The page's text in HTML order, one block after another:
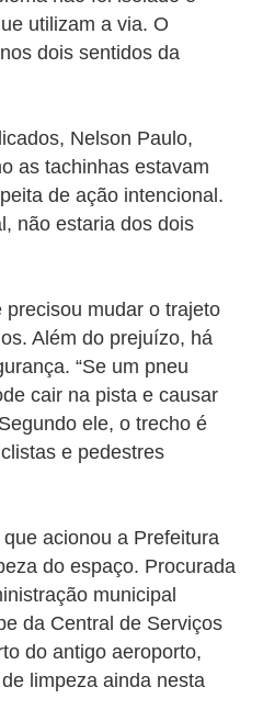
utilizam a via. O
dois sentidos da
Nelson Paulo,
as tachinhas estavam
de ação intencional.
não estaria dos dois
mudar o trajeto
Além do prejuízo, há
“Se um pneu
cair na pista e causar
ele, o trecho é
e pedestres
acionou a Prefeitura
do espaço. Procurada
municipal
da Central de Serviços
do antigo aeroporto,
limpeza ainda nesta